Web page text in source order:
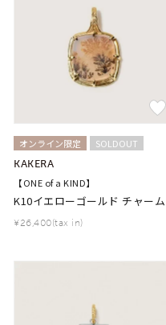
オンライン限定 SOLDOUT
KAKERA
【ONE of a KIND】
K10イエローゴールド チャーム
¥26,400(tax in)